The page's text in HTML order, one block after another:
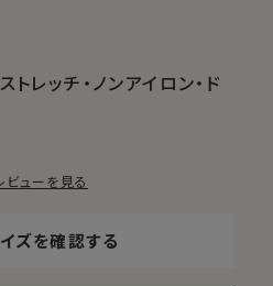
トレッチ・ノンアイロン・ド
ビューを見る
ズを確認する